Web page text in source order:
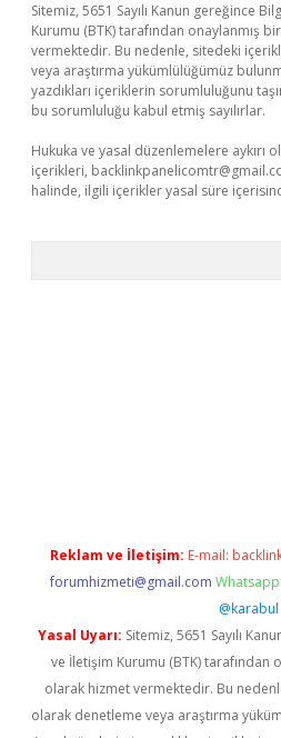
Sitemiz, 5651 Sayılı Kanun gereğince
Kurumu (BTK) tarafından onaylanmış
vermektedir. Bu nedenle, sitedeki
veya araştırma yükümlülüğümüz
yazdıkları içeriklerin sorumluluğunu
bu sorumluluğu kabul etmiş sayılırlar.
Hukuka ve yasal düzenlemelere aykırı
içerikleri,
halinde, ilgili içerikler yasal süre
Reklam ve İletişim: E-mail:
forumhizmeti@gmail.com
@karabul
Yasal Uyarı: Sitemiz, 5651 Sayılı
ve İletişim Kurumu (BTK) tarafından
olarak hizmet vermektedir. Bu
olarak denetleme veya araştırma